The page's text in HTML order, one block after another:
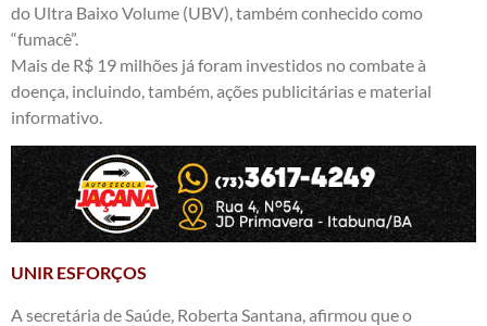
do Ultra Baixo Volume (UBV), também conhecido como
“fumacê”.
Mais de R$ 19 milhões já foram investidos no combate à
doença, incluindo, também, ações publicitárias e material
informativo.
UNIR ESFORÇOS
A secretária de Saúde, Roberta Santana, afirmou que o